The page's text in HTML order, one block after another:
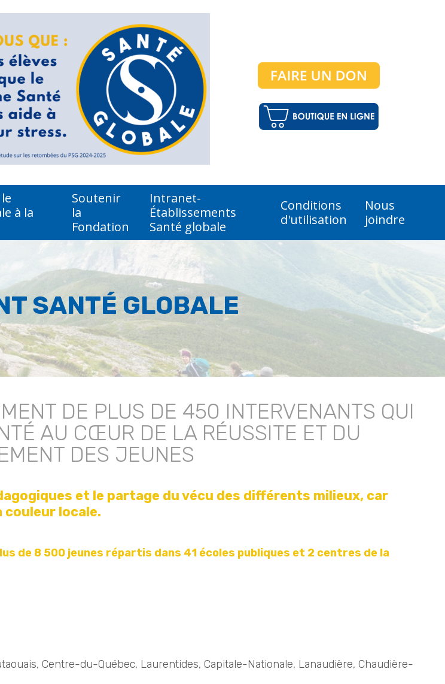
à la
Soutenir
la
Fondation
Intranet-
Établissements
Santé globale
Conditions
d'utilisation
Nous
joindre
SANTÉ GLOBALE
DE PLUS DE 450 INTERVENANTS QUI
AU CŒUR DE LA RÉUSSITE ET DU
DES JEUNES
et le partage du vécu des différents milieux, car
couleur locale.
de 8 500 jeunes répartis dans 41 écoles publiques et 2 centres de la
Centre-du-Québec, Laurentides, Capitale-Nationale, Lanaudière, Chaudière-